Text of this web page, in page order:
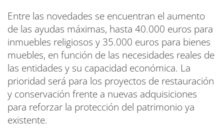
Entre las novedades se encuentran el aumento
de las ayudas máximas, hasta 40.000 euros para
inmuebles religiosos y 35.000 euros para bienes
muebles, en función de las necesidades reales de
las entidades y su capacidad económica. La
prioridad será para los proyectos de restauración
y conservación frente a nuevas adquisiciones
para reforzar la protección del patrimonio ya
existente.